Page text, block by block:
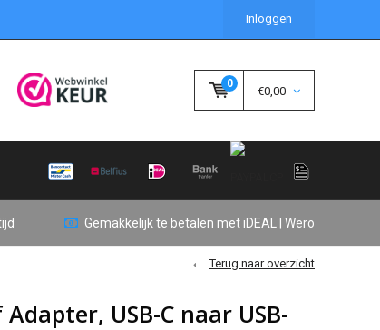
Inloggen
0
€0,00
Gemakkelijk te betalen met iDEAL | Wero
Terug naar overzicht
USB-C naar USB-